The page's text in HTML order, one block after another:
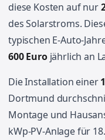
diese Kosten auf nur
des Solarstroms.
typischen E-Auto-
600 Eurojährlich an
Die Installation einer
Dortmund
Montage und
kWp-PV-Anlage für